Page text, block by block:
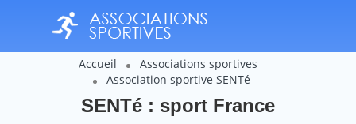
Accueil
Associations sportives
Association sportive SENTé
SENTé : sport France